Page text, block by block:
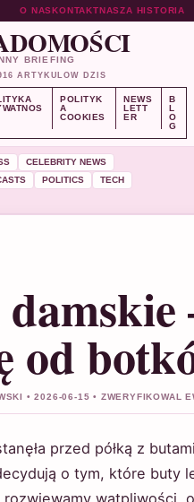
O NASKONTAKTNASZA HISTORIA
BRIEFING
16 ARTYKULOW DZIS
POLITYK
A
COOKIES
NEWS
LETT
ER
B
L
O
G
CELEBRITY NEWS
POLITICS
TECH
od
• 2026-06-15 • ZWERYFIKOWAL
przed półką z
o tym, które buty
wątpliwości,